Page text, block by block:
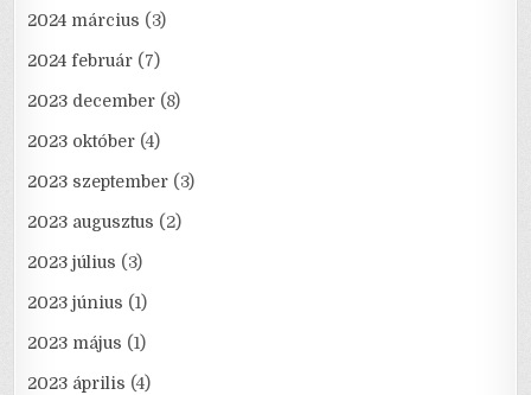
2024 március (3)
2024 február (7)
2023 december (8)
2023 október (4)
2023 szeptember (3)
2023 augusztus (2)
2023 július (3)
2023 június (1)
2023 május (1)
2023 április (4)